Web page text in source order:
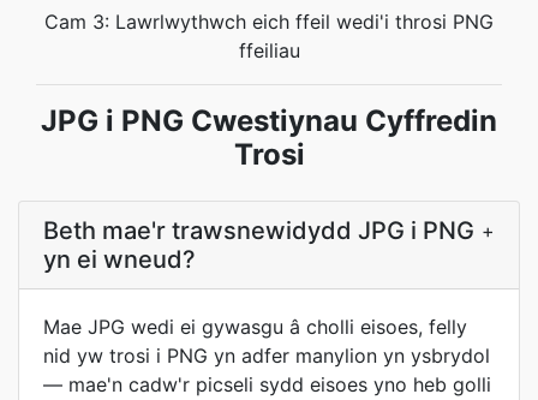
Cam 3: Lawrlwythwch eich ffeil wedi'i throsi PNG
ffeiliau
JPG i PNG Cwestiynau Cyffredin
Trosi
Beth mae'r trawsnewidydd JPG i PNG
yn ei wneud?
+
Mae JPG wedi ei gywasgu â cholli eisoes, felly
nid yw trosi i PNG yn adfer manylion yn ysbrydol
— mae'n cadw'r picseli sydd eisoes yno heb golli